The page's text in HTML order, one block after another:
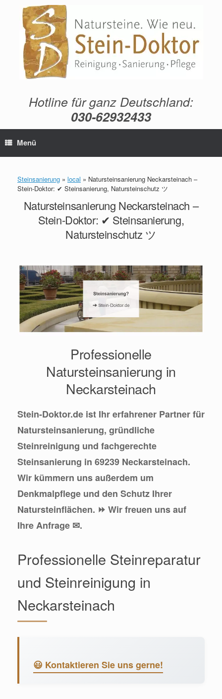
springen
Hotline für ganz Deutschland:
030-62932433
Menü
Steinsanierung » local » Natursteinsanierung Neckarsteinach –
Stein-Doktor: ✔ Steinsanierung, Natursteinschutz ツ
Natursteinsanierung Neckarsteinach –
Stein-Doktor: ✔ Steinsanierung,
Natursteinschutz ツ
Professionelle
Natursteinsanierung in
Neckarsteinach
Stein-Doktor.de ist Ihr erfahrener Partner für
Natursteinsanierung, gründliche
Steinreinigung und fachgerechte
Steinsanierung in 69239 Neckarsteinach.
Wir kümmern uns außerdem um
Denkmalpflege und den Schutz Ihrer
Natursteinflächen. ⏩ Wir freuen uns auf
Ihre Anfrage ✉.
Professionelle Steinreparatur
und Steinreinigung in
Neckarsteinach
😃 Kontaktieren Sie uns gerne!